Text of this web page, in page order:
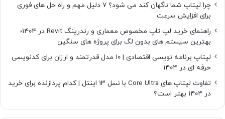
چرا لپتاپ شما ناگهان کند می شود؟ ۷ دلیل مهم و راه حل های فوری
برای افزایش سرعت
راهنمای خرید لپ تاپ مخصوص معماری و رندرینگ Revit در ۱۴۰۴؛
بهترین سیستم های بدون لگ برای پروژه های سنگین
لپتاپ برنامه نویسی اقتصادی | ۱۰ مدل قدرتمند و ارزان برای کدنویسی
حرفه ای در ۱۴۰۴
تفاوت لپتاپ های Core Ultra با نسل ۱۳ اینتل | کدام پردازنده برای خرید
در ۱۴۰۴ بهتر است؟